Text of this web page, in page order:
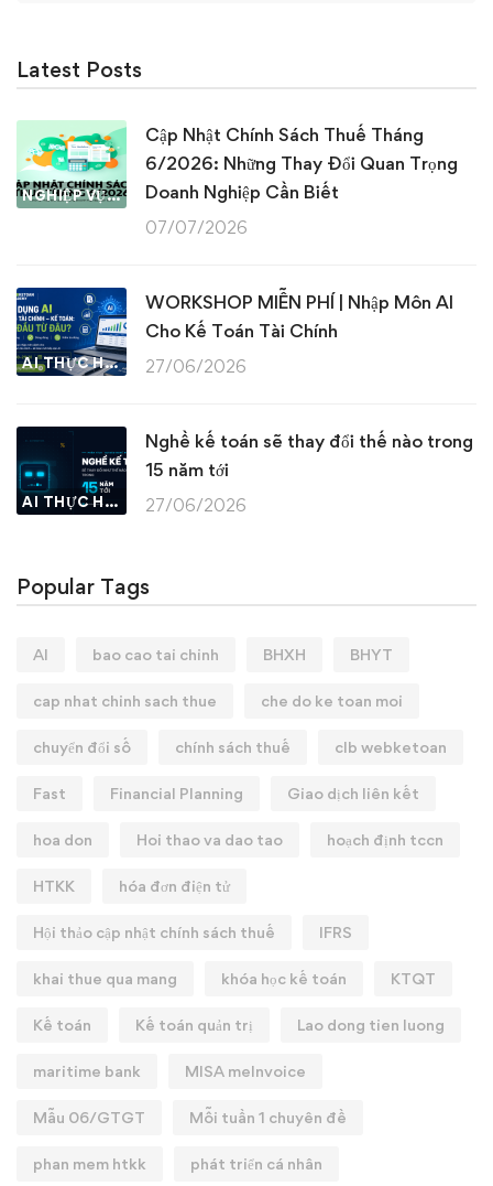
Latest Posts
NGHIỆP VỤ KẾ TOÁN & THUẾ
Cập Nhật Chính Sách Thuế Tháng
6/2026: Những Thay Đổi Quan Trọng
Doanh Nghiệp Cần Biết
07/07/2026
AI THỰC HÀNH
WORKSHOP MIỄN PHÍ | Nhập Môn AI
Cho Kế Toán Tài Chính
27/06/2026
AI THỰC HÀNH
Nghề kế toán sẽ thay đổi thế nào trong
15 năm tới
27/06/2026
Popular Tags
AI bao cao tai chinh BHXH BHYT
cap nhat chinh sach thue che do ke toan moi
chuyển đổi số chính sách thuế clb webketoan
Fast Financial Planning Giao dịch liên kết
hoa don Hoi thao va dao tao hoạch định tccn
HTKK hóa đơn điện tử
Hội thảo cập nhật chính sách thuế IFRS
khai thue qua mang khóa học kế toán KTQT
Kế toán Kế toán quản trị Lao dong tien luong
maritime bank MISA meInvoice
Mẫu 06/GTGT Mỗi tuần 1 chuyên đề
phan mem htkk phát triển cá nhân